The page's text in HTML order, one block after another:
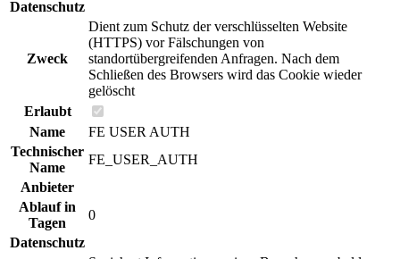
Datenschutz
Zweck
Dient zum Schutz der verschlüsselten Website
(HTTPS) vor Fälschungen von
standortübergreifenden Anfragen. Nach dem
Schließen des Browsers wird das Cookie wieder
gelöscht
Erlaubt
Name
FE USER AUTH
Technischer
Name
FE_USER_AUTH
Anbieter
Ablauf in
Tagen
0
Datenschutz